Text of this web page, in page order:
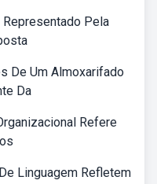
Pela
De Um Almoxarifado
Da
Refere
Linguagem Refletem